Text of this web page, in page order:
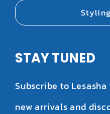
STAY TUNED
Subscribe to
new arrivals and